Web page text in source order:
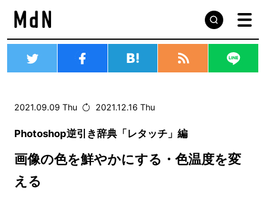
2021.09.09 Thu 2021.12.16 Thu
Photoshop逆引き辞典「レタッチ」編
画像の色を鮮やかにする・色温度を変
える